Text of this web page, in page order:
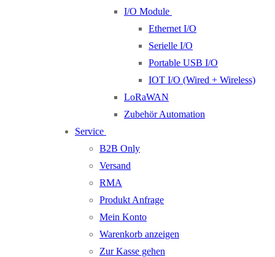
I/O Module
Ethernet I/O
Serielle I/O
Portable USB I/O
IOT I/O (Wired + Wireless)
LoRaWAN
Zubehör Automation
Service
B2B Only
Versand
RMA
Produkt Anfrage
Mein Konto
Warenkorb anzeigen
Zur Kasse gehen